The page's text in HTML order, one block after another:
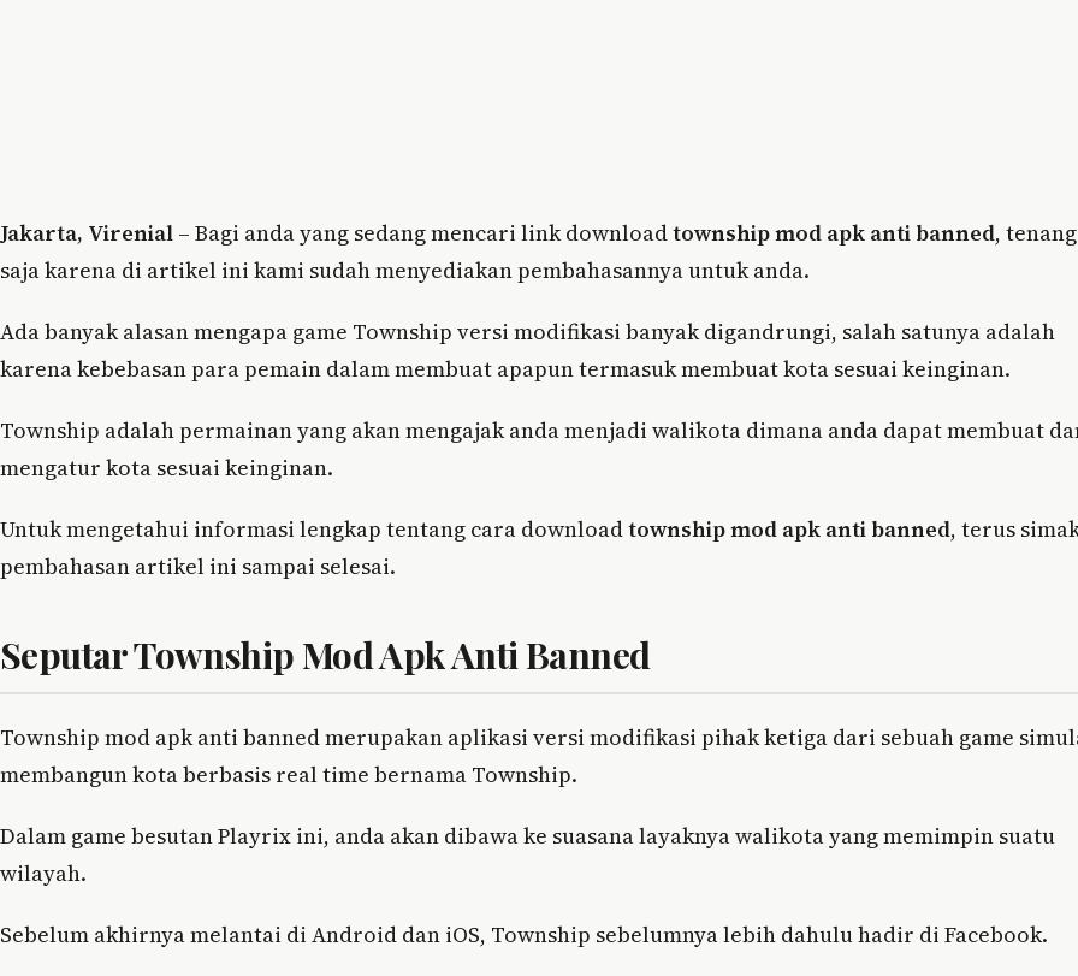
Jakarta, Virenial – Bagi anda yang sedang mencari link downloadtownship mod apk anti banned, tenang
saja karena di artikel ini kami sudah menyediakan pembahasannya untuk anda.
Ada banyak alasan mengapa game Township versi modifikasi banyak digandrungi, salah satunya adalah
karena kebebasan para pemain dalam membuat apapun termasuk membuat kota sesuai keinginan.
Township adalah permainan yang akan mengajak anda menjadi walikota dimana anda dapat membuat
mengatur kota sesuai keinginan.
Untuk mengetahui informasi lengkap tentang cara downloadtownship mod apk anti banned, terus
pembahasan artikel ini sampai selesai.
Seputar Township Mod Apk Anti Banned
Township mod apk anti banned merupakan aplikasi versi modifikasi pihak ketiga dari sebuah game
membangun kota berbasis real time bernama Township.
Dalam game besutan Playrix ini, anda akan dibawa ke suasana layaknya walikota yang memimpin suatu
wilayah.
Sebelum akhirnya melantai di Android dan iOS, Township sebelumnya lebih dahulu hadir di Facebook.